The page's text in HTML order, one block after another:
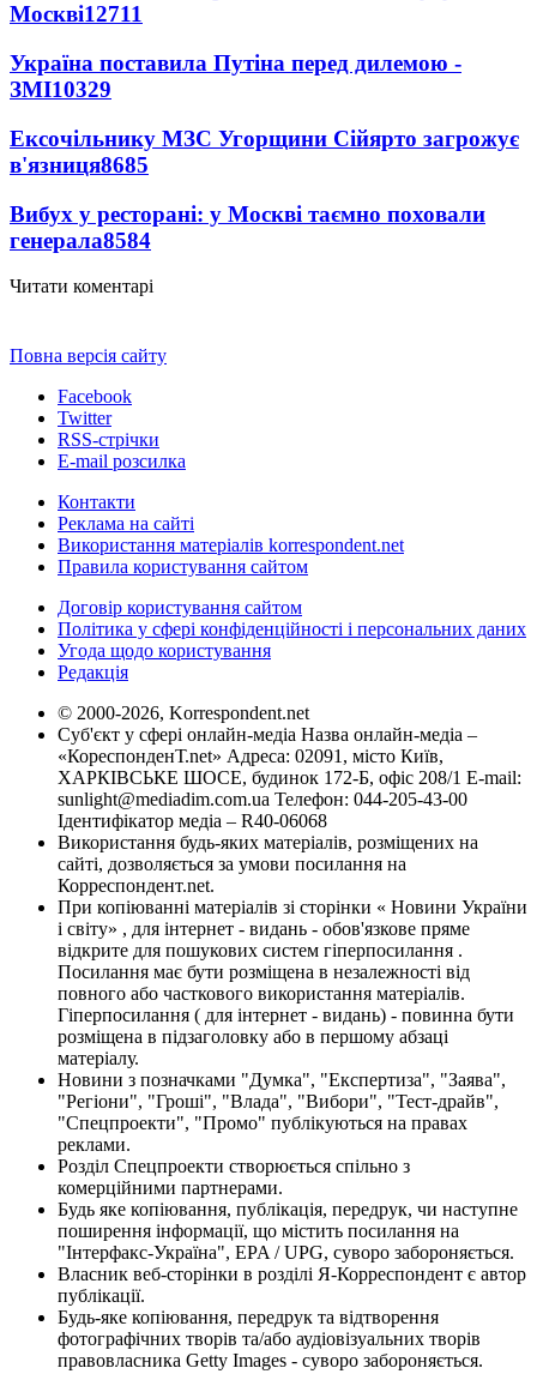
Москві12711
Україна поставила Путіна перед дилемою -
ЗМІ10329
Ексочільнику МЗС Угорщини Сійярто загрожує
в'язниця8685
Вибух у ресторані: у Москві таємно поховали
генерала8584
Читати коментарі
Повна версія сайту
Facebook
Twitter
RSS-стрічки
E-mail розсилка
Контакти
Реклама на сайті
Використання матеріалів korrespondent.net
Правила користування сайтом
Договір користування сайтом
Політика у сфері конфіденційності і персональних даних
Угода щодо користування
Редакція
© 2000-2026, Korrespondent.net
Суб'єкт у сфері онлайн-медіа Назва онлайн-медіа –
«КореспонденТ.net» Адреса: 02091, місто Київ,
ХАРКІВСЬКЕ ШОСЕ, будинок 172-Б, офіс 208/1 E-mail:
sunlight@mediadim.com.ua Телефон: 044-205-43-00
Ідентифікатор медіа – R40-06068
Використання будь-яких матеріалів, розміщених на
сайті, дозволяється за умови посилання на
Корреспондент.net.
При копіюванні матеріалів зі сторінки « Новини України
і світу» , для інтернет - видань - обов'язкове пряме
відкрите для пошукових систем гіперпосилання .
Посилання має бути розміщена в незалежності від
повного або часткового використання матеріалів.
Гіперпосилання ( для інтернет - видань) - повинна бути
розміщена в підзаголовку або в першому абзаці
матеріалу.
Новини з позначками "Думка", "Експертиза", "Заява",
"Регіони", "Гроші", "Влада", "Вибори", "Тест-драйв",
"Спецпроекти", "Промо" публікуються на правах
реклами.
Розділ Спецпроекти створюється спільно з
комерційними партнерами.
Будь яке копіювання, публікація, передрук, чи наступне
поширення інформації, що містить посилання на
"Інтерфакс-Україна", EPA / UPG, суворо забороняється.
Власник веб-сторінки в розділі Я-Корреспондент є автор
публікації.
Будь-яке копіювання, передрук та відтворення
фотографічних творів та/або аудіовізуальних творів
правовласника Getty Images - суворо забороняється.